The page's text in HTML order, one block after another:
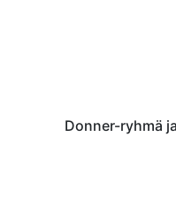
Donner-ryhmä